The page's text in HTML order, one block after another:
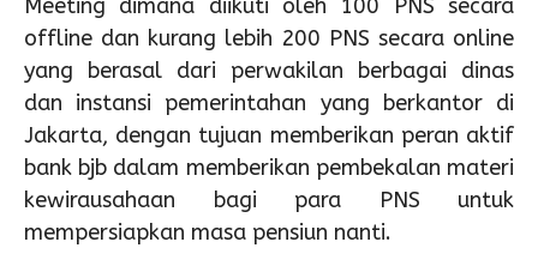
Meeting dimana diikuti oleh 100 PNS secara
offline dan kurang lebih 200 PNS secara online
yang berasal dari perwakilan berbagai dinas
dan instansi pemerintahan yang berkantor di
Jakarta, dengan tujuan memberikan peran aktif
bank bjb dalam memberikan pembekalan materi
kewirausahaan bagi para PNS untuk
mempersiapkan masa pensiun nanti.